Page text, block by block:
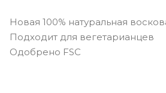
Новая 100% натуральная
Подходит для вегетарианцев
Одобрено FSC